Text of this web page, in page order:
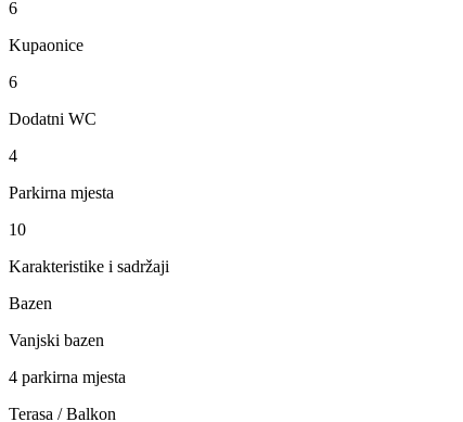
6
Kupaonice
6
Dodatni WC
4
Parkirna mjesta
10
Karakteristike i sadržaji
Bazen
Vanjski bazen
4 parkirna mjesta
Terasa / Balkon